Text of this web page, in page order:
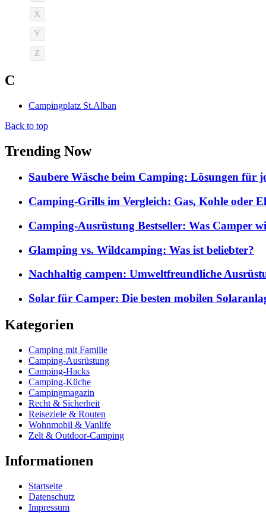
X
Y
Z
C
Campingplatz St.Alban
Back to top
Trending Now
Saubere Wäsche beim Camping: Lösungen für
Camping-Grills im Vergleich: Gas, Kohle oder
Camping-Ausrüstung Bestseller: Was Camper
Glamping vs. Wildcamping: Was ist beliebter?
Nachhaltig campen: Umweltfreundliche
Solar für Camper: Die besten mobilen
Kategorien
Camping mit Familie
Camping-Ausrüstung
Camping-Hacks
Camping-Küche
Campingmagazin
Recht & Sicherheit
Reiseziele & Routen
Wohnmobil & Vanlife
Zelt & Outdoor-Camping
Informationen
Startseite
Datenschutz
Impressum